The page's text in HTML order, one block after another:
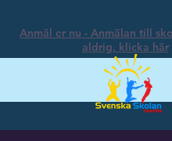
Anmäl er nu - Anmälan till
aldrig, klicka här